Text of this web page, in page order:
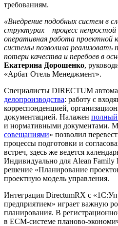
требованиям.
«Внедрение подобных систем в
структурах – процесс
оперативная работа проектной
системы позволила реализовать
потери качества и перебоев в
Екатерина Дорошенко,
«Арбат Отель Менеджмент».
Специалисты DIRECTUM
делопроизводства: работу с
корреспонденцией,
документацией. Налажен полный
и нормативными документами.
совещаниями» позволил
процессы подготовки и
встреч, здесь же ведется
Индивидуально для Alean Family
решение «Планирование
проектную модель управления.
Интеграция DirectumRX с
предприятием» играет важную
планирования. В
в ECM-системе планово-